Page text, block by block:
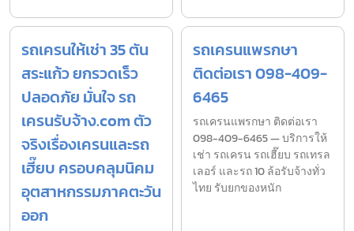
รถเครนให้เช่า 35 ตัน
สระแก้ว ยกรวดเร็ว
ปลอดภัย มั่นใจ รถ
เครนรับจ้าง.com ตัว
จริงเรื่องเครนและรถ
เฮี๊ยบ ครอบคลุมนิคม
อุตสาหกรรมภาคตะวัน
ออก
รถเครนแพรกษา
ติดต่อเรา 098-409-
6465
รถเครนแพรกษา ติดต่อเรา
098-409-6465 — บริการให้
เช่า รถเครน รถเฮี๊ยบ รถเทรล
เลอร์ และรถ 10 ล้อรับจ้างทั่ว
ไทย รับยกของหนัก